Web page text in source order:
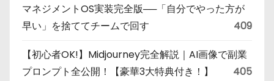
マネジメントOS実装完全版──「自分でやった方が
早い」を捨ててチームで回す
409
【初心者OK!】Midjourney完全解説｜AI画像で副業
プロンプト全公開！【豪華3大特典付き！】
405